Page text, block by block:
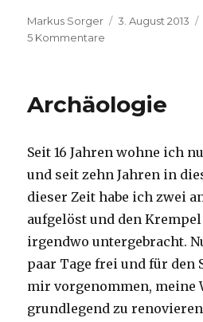
Autor
Markus Sorger
Veröffentlicht
3. August 2013
5 Kommentare
Archäologie
Seit 16 Jahren wohne ich
und seit zehn Jahren in
dieser Zeit habe ich zwei
aufgelöst und den
irgendwo untergebracht.
paar Tage frei und für den
mir vorgenommen, meine
grundlegend zu